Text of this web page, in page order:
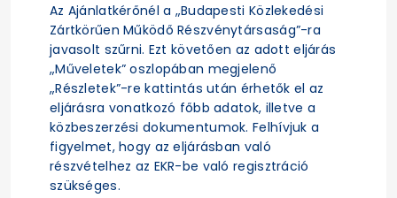
Az Ajánlatkérőnél a „Budapesti Közlekedési
Zártkörűen Működő Részvénytársaság”-ra
javasolt szűrni. Ezt követően az adott eljárás
„Műveletek” oszlopában megjelenő
„Részletek”-re kattintás után érhetők el az
eljárásra vonatkozó főbb adatok, illetve a
közbeszerzési dokumentumok. Felhívjuk a
figyelmet, hogy az eljárásban való
részvételhez az EKR-be való regisztráció
szükséges.